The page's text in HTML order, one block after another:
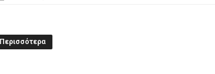
Περισσότερα